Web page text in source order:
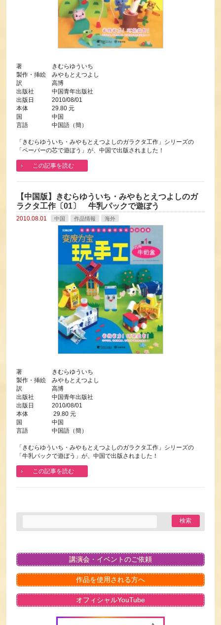
著 きむらゆういち
製作・挿絵 みやもとえつよし
訳 高博
出版社 中国青年出版社
出版日 2010/08/01
本体 29.80 元
国 中国
言語 中国語（簡）
「きむらゆういち・みやもとえつよしのガラクタ工作」シリーズの
「ペーパーの芯で遊ぼう」が、中国で出版されました！
この記事を読む
【中国版】きむらゆういち・みやもとえつよしのガ
ラクタ工作〔01〕 牛乳パックで遊ぼう
2010.08.01 中国 作品情報 海外
著 きむらゆういち
製作・挿絵 みやもとえつよし
訳 高博
出版社 中国青年出版社
出版日 2010/08/01
本体 29.80 元
国 中国
言語 中国語（簡）
「きむらゆういち・みやもとえつよしのガラクタ工作」シリーズの
「牛乳パックで遊ぼう」が、中国で出版されました！
この記事を読む
講演会・イベントのご依頼
作品を使用される方へ
オフィシャルYouTube